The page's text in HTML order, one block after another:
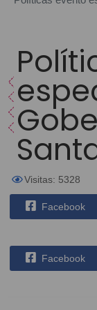
Visitas: 5328
Facebook
Facebook